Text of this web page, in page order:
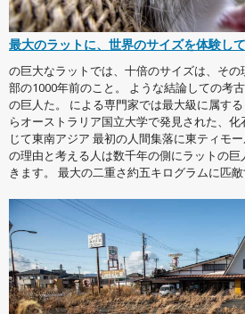
最大のラットに、世界のサイズを体験し
の巨大なラットでは、十倍のサイズは、そ
部の1000年前のこと。 ような結論しての考
の巨人た。 による専門家では最大級に属す
らオーストラリア国立大学で発見された、
じて東南アジア 最初の人間集落に東ティモ
の理由と考える人は数千年の側にラットの
きます。 最大の二重さ約五キログラムに匹